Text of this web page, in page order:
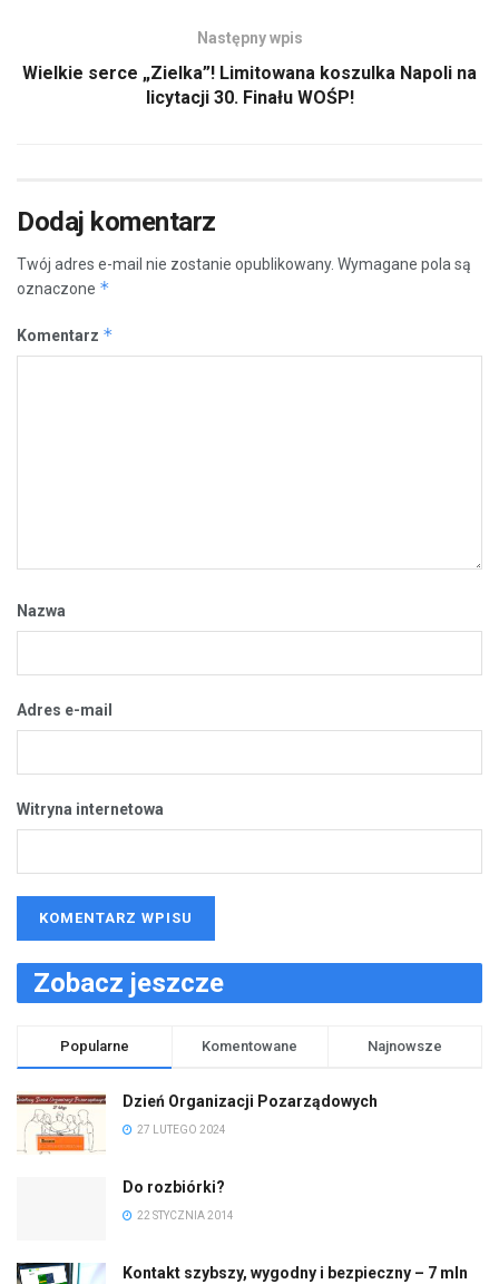
Następny wpis
Wielkie serce „Zielka”! Limitowana koszulka Napoli na
licytacji 30. Finału WOŚP!
Dodaj komentarz
Twój adres e-mail nie zostanie opublikowany. Wymagane pola są
oznaczone *
Komentarz *
Nazwa
Adres e-mail
Witryna internetowa
Zobacz jeszcze
Popularne Komentowane Najnowsze
Dzień Organizacji Pozarządowych
27 LUTEGO 2024
Do rozbiórki?
22 STYCZNIA 2014
Kontakt szybszy, wygodny i bezpieczny – 7 mln